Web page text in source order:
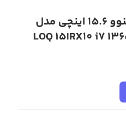
لپ تاپ گیمینگ لنوو 15.6 اینچی مدل
LOQ 15IRX10 i7